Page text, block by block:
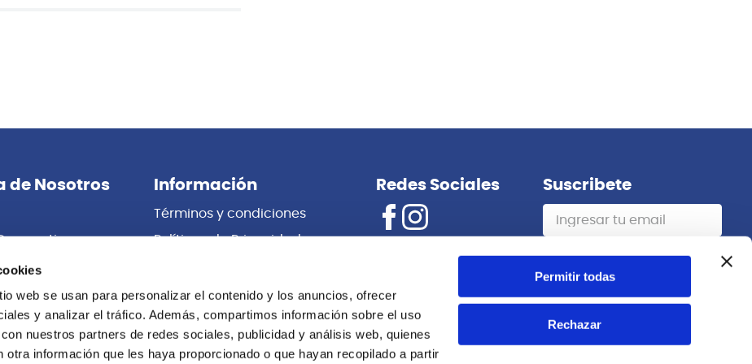
web se usan para personalizar el contenido y los anuncios, ofrecer
y analizar el tráfico. Además, compartimos información sobre el uso
nuestros partners de redes sociales, publicidad y análisis web, quienes
otra información que les haya proporcionado o que hayan recopilado a partir
Permitir todas
Rechazar
de Nosotros
Nosotros
Información
Términos y condiciones
Políticas de Privacidad
Cambios y Devoluciones
Centro de información
Libro de
Reclamaciones
Redes Sociales Suscribete
Suscribirme